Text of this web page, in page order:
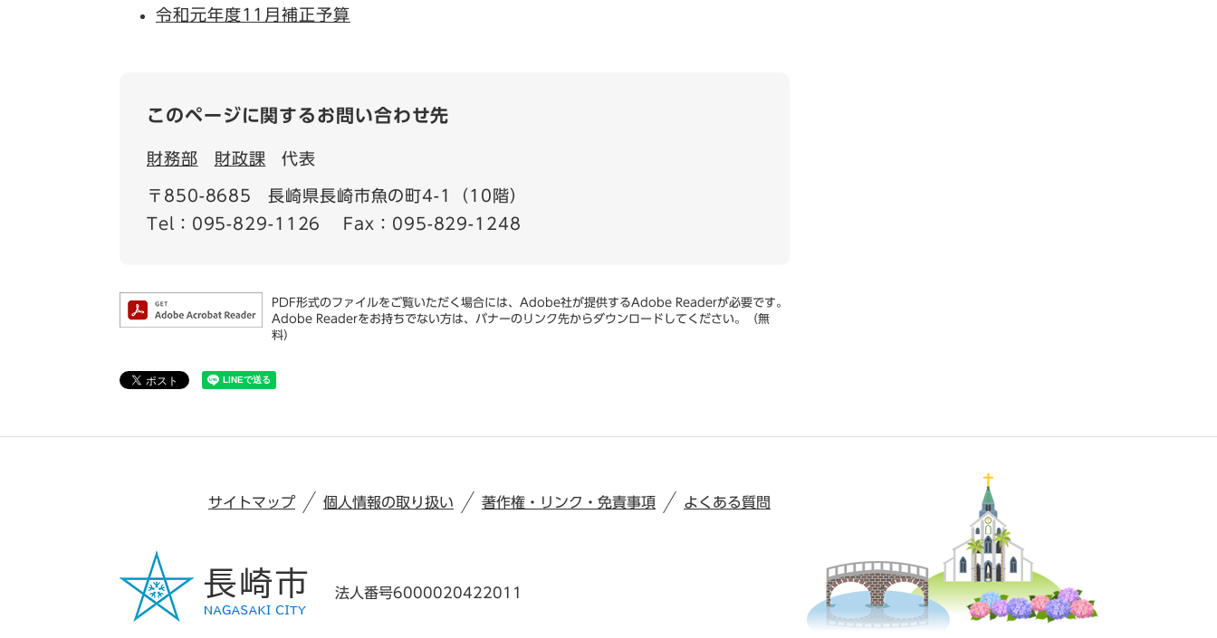
令和元年度11月補正予算
このページに関するお問い合わせ先
財務部 財政課 代表
〒850-8685
長崎県長崎市魚の町4-1（10階）
Tel：095-829-1126
Fax：095-829-1248
PDF形式のファイルをご覧いただく場合には、Adobe社が提供するAdobe Readerが必要です。
Adobe Readerをお持ちでない方は、バナーのリンク先からダウンロードしてください。（無
料）
サイトマップ 個人情報の取り扱い 著作権・リンク・免責事項 よくある質問
法人番号6000020422011